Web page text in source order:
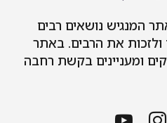
רבים
באתר
בקשת רחבה